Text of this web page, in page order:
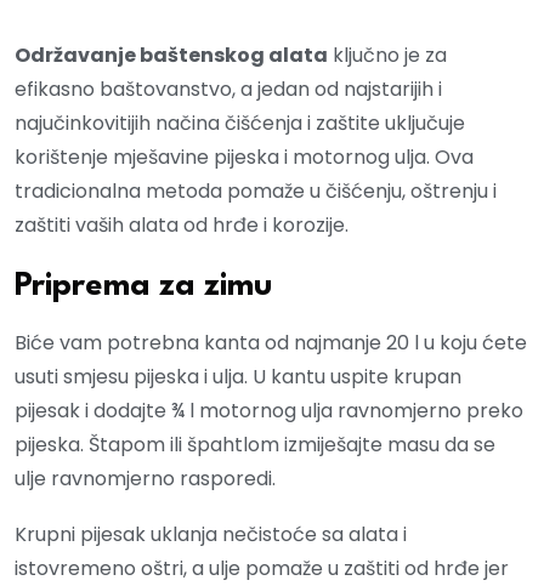
Održavanje baštenskog alata ključno je za
efikasno baštovanstvo, a jedan od najstarijih i
najučinkovitijih načina čišćenja i zaštite uključuje
korištenje mješavine pijeska i motornog ulja. Ova
tradicionalna metoda pomaže u čišćenju, oštrenju i
zaštiti vaših alata od hrđe i korozije.
Priprema za zimu
Biće vam potrebna kanta od najmanje 20 l u koju ćete
usuti smjesu pijeska i ulja. U kantu uspite krupan
pijesak i dodajte ¾ l motornog ulja ravnomjerno preko
pijeska. Štapom ili špahtlom izmiješajte masu da se
ulje ravnomjerno rasporedi.
Krupni pijesak uklanja nečistoće sa alata i
istovremeno oštri, a ulje pomaže u zaštiti od hrđe jer